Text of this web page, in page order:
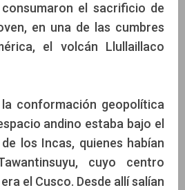
el sacrificio de
en una de las cumbres
el volcán Llullaillaco
conformación geopolítica
andino estaba bajo el
los Incas, quienes habían
cuyo centro
el Cusco. Desde allí salían